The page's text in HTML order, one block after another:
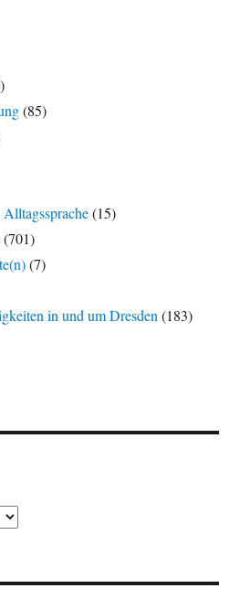
(85)
(15)
(701)
(7)
in und um Dresden (183)